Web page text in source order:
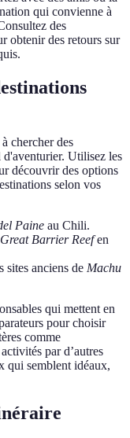
qui convienne à
des
obtenir des retours sur
chercher des
Utilisez les
découvrir des options
selon vos
Paine au Chili.
Great Barrier Reefen
sites anciens de Machu
qui mettent en
pour choisir
comme
par d’autres
qui semblent idéaux,